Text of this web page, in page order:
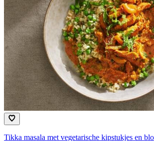
Tikka masala met vegetarische kipstukjes en